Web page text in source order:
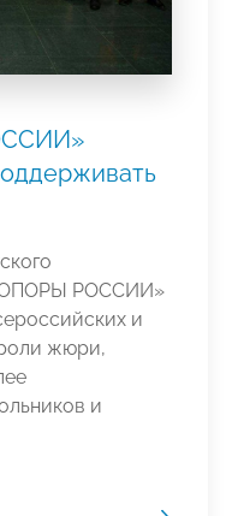
«ОПОРЫ РОССИИ»
и
жюри,
и